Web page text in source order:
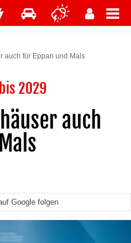
auch für Eppan und Mals
2029
auch
Google folgen